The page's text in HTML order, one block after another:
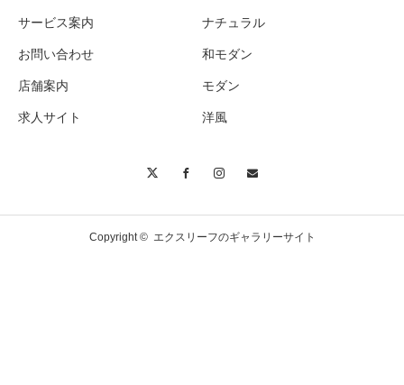
高低差を活かしたダイナミックなレイアウト
サービス案内
お問い合わせ
店舗案内
求人サイト
ナチュラル
和モダン
モダン
洋風
Copyright © エクスリーフのギャラリーサイト